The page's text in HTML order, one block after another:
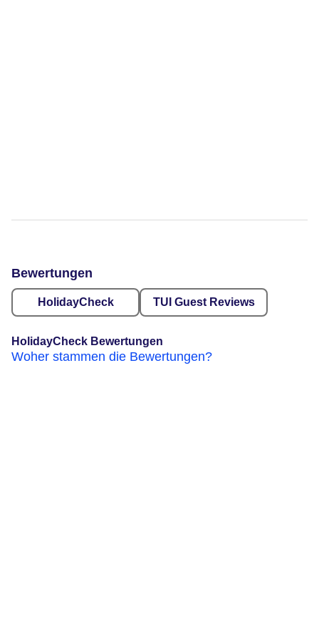
Bewertungen
HolidayCheck TUI Guest Reviews
HolidayCheck Bewertungen
Woher stammen die Bewertungen?